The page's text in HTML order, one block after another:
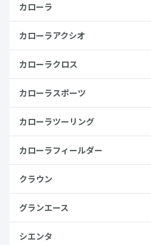
カローラ
カローラアクシオ
カローラクロス
カローラスポーツ
カローラツーリング
カローラフィールダー
クラウン
グランエース
シエンタ